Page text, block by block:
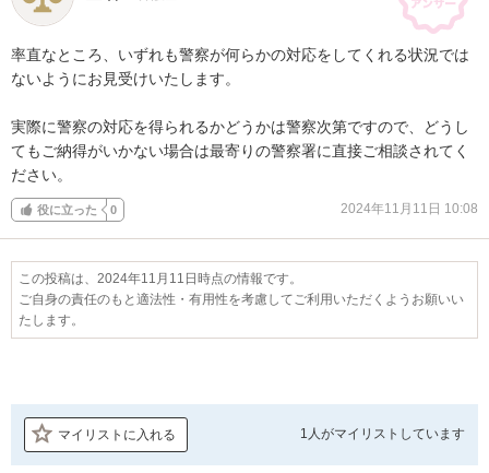
率直なところ、いずれも警察が何らかの対応をしてくれる状況では
ないようにお見受けいたします。
実際に警察の対応を得られるかどうかは警察次第ですので、どうし
てもご納得がいかない場合は最寄りの警察署に直接ご相談されてく
ださい。
役に立った 0 2024年11月11日 10:08
この投稿は、2024年11月11日時点の情報です。
ご自身の責任のもと適法性・有用性を考慮してご利用いただくようお願いい
たします。
マイリストに入れる 1人がマイリストしています